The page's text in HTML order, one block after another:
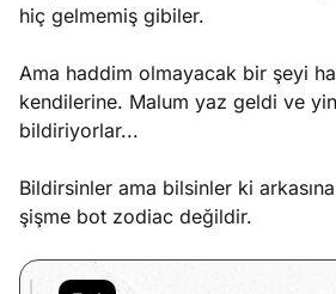
hiç gelmemiş gibiler.
Ama haddim olmayacak bir şeyi
kendilerine. Malum yaz geldi ve
bildiriyorlar...
Bildirsinler ama bilsinler ki
şişme bot zodiac değildir.